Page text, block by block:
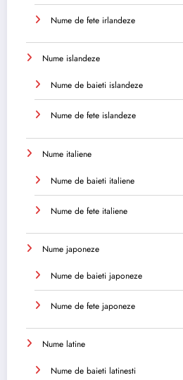
Nume de fete irlandeze
Nume islandeze
Nume de baieti islandeze
Nume de fete islandeze
Nume italiene
Nume de baieti italiene
Nume de fete italiene
Nume japoneze
Nume de baieti japoneze
Nume de fete japoneze
Nume latine
Nume de baieti latinesti